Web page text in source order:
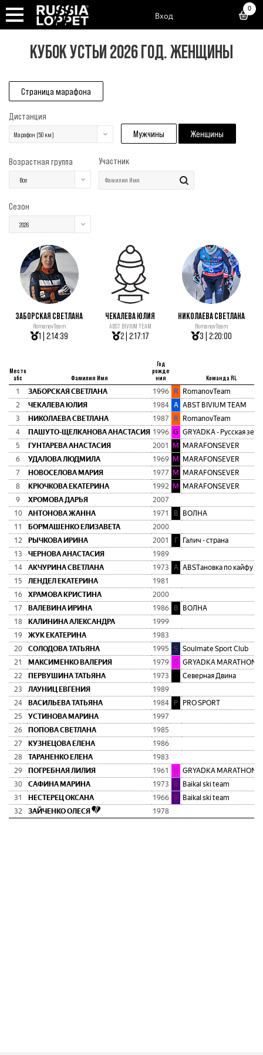
Вход
0
КУБОК УСТЬИ 2026 ГОД. ЖЕНЩИНЫ
Страница марафона
Дистанция
Марафон (50 км) Мужчины Женщины
Возрастная группа
Все
Участник
Сезон
2026
ЗАБОРСКАЯ СВЕТЛАНА
RomanovTeam
1 | 2:14:39
ЧЕКАЛЕВА ЮЛИЯ
ABST BIVIUM TEAM
2 | 2:17:17
НИКОЛАЕВА СВЕТЛАНА
RomanovTeam
3 | 2:20:00
Место
абс
Фамилия Имя
Год
рожде
ния
Команда RL
1 ЗАБОРСКАЯ СВЕТЛАНА 1996 R
RomanovTeam
2
ЧЕКАЛЕВА ЮЛИЯ 1984 A ABST BIVIUM TEAM
3
НИКОЛАЕВА СВЕТЛАНА 1987 R
RomanovTeam
4
ПАШУТО-ЩЕЛКАНОВА АНАСТАСИЯ 1996 G GRYADKA - Русская
5
ГУНТАРЕВА АНАСТАСИЯ 2001 M
MARAFONSEVER
6
УДАЛОВА ЛЮДМИЛА 1969 M
MARAFONSEVER
7
НОВОСЕЛОВА МАРИЯ 1977 M
MARAFONSEVER
8
КРЮЧКОВА ЕКАТЕРИНА 1992 M
MARAFONSEVER
9
ХРОМОВА ДАРЬЯ
2007
10
АНТОНОВА ЖАННА 1971 В
ВОЛНА
11
БОРМАШЕНКО ЕЛИЗАВЕТА
2000
12
РЫЧКОВА ИРИНА 2001 Г
Галич - страна
13
ЧЕРНОВА АНАСТАСИЯ
1989
14
АКЧУРИНА СВЕТЛАНА 1973 A ABSTановка по кайфу
15
ЛЕНДЕЛ ЕКАТЕРИНА
1981
16
ХРАМОВА КРИСТИНА
2000
17
ВАЛЕВИНА ИРИНА 1986 В
ВОЛНА
18
КАЛИНИНА АЛЕКСАНДРА
1999
19
ЖУК ЕКАТЕРИНА
1983
20
СОЛОДОВА ТАТЬЯНА 1995 S Soulmate Sport Club
21
МАКСИМЕНКО ВАЛЕРИЯ 1979 G
22
ПЕРВУШИНА ТАТЬЯНА 1973
Северная Двина
23
ЛАУНИЦ ЕВГЕНИЯ
1989
24
ВАСИЛЬЕВА ТАТЬЯНА 1984 P
PRO SPORT
25
УСТИНОВА МАРИНА
1997
26
ПОПОВА СВЕТЛАНА
1985
27
КУЗНЕЦОВА ЕЛЕНА
1986
28
ТАРАНЕНКО ЕЛЕНА
1983
29
ПОГРЕБНАЯ ЛИЛИЯ 1961 G
30
САФИНА МАРИНА 1973 B
Baikal ski team
31
НЕСТЕРЕЦ ОКСАНА 1966 B
Baikal ski team
32
ЗАЙЧЕНКО ОЛЕСЯ 1978